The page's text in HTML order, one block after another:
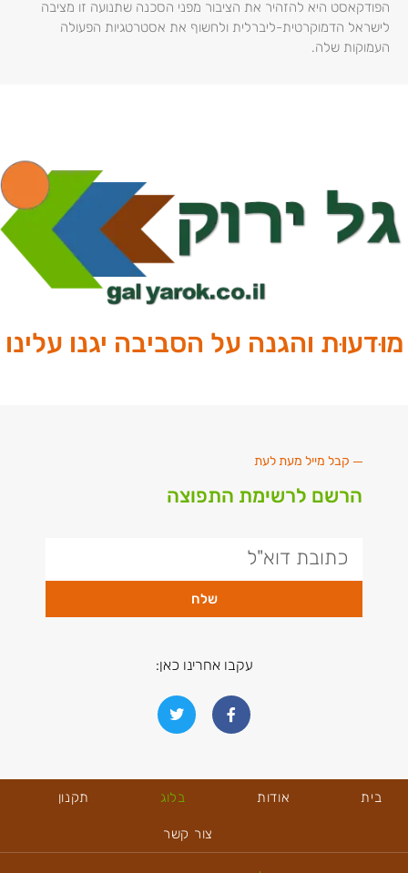
הפודקאסט היא להזהיר את הציבור מפני הסכנה שתנועה זו מציבה
לישראל הדמוקרטית-ליברלית ולחשוף את אסטרטגיות הפעולה
העמוקות שלה.
מוּדעוּת והגנה על הסביבה יגנו עלינו
קבל מייל מעת לעת
הרשם לרשימת התפוצה
שלח
עקבו אחרינו כאן:
בית אודות בלוג תקנון
צור קשר